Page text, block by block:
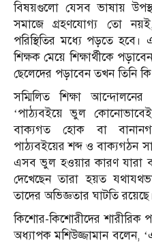
বিষয়গুলো যেসব ভাষায়
সমাজে গ্রহণযোগ্য তো
পরিস্থিতির মধ্যে পড়তে
শিক্ষক মেয়ে শিক্ষার্থীকে
ছেলেদের পড়াবেন তখন তিনি
সম্মিলিত শিক্ষা
‘পাঠ্যবইয়ে ভুল
বাক্যগত হোক বা
পাঠ্যবইয়ের শব্দ ও বাক্যগঠন
এসব ভুল হওয়ার কারণ যারা
দেখেছেন তারা হয়ত
তাদের অভিজ্ঞতার ঘাটতি
কিশোর-কিশোরীদের শারীরিক
অধ্যাপক মশিউজ্জামান বলেন,